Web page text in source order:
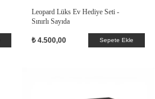
Leopard Lüks Ev Hediye Seti -
Sınırlı Sayıda
₺ 4.500,00 Sepete Ekle